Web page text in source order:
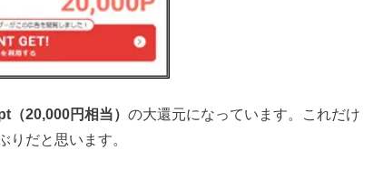
（20,000円相当） の大還元になっています。これだけ
だと思います。